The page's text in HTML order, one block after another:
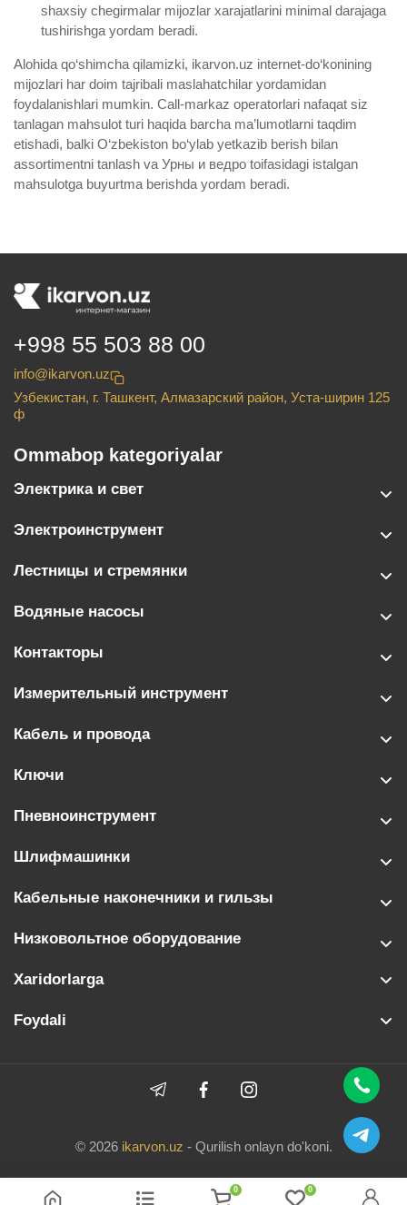
shaxsiy chegirmalar mijozlar xarajatlarini minimal darajaga
tushirishga yordam beradi.
Alohida qo‘shimcha qilamizki, ikarvon.uz internet-do‘konining
mijozlari har doim tajribali maslahatchilar yordamidan
foydalanishlari mumkin. Call-markaz operatorlari nafaqat siz
tanlagan mahsulot turi haqida barcha ma’lumotlarni taqdim
etishadi, balki O‘zbekiston bo‘ylab yetkazib berish bilan
assortimentni tanlash va Урны и ведро toifasidagi istalgan
mahsulotga buyurtma berishda yordam beradi.
+998 55 503 88 00
info@ikarvon.uz
Узбекистан, г. Ташкент, Алмазарский район, Уста-ширин 125
ф
Ommabop kategoriyalar
Электрика и свет
Электроинструмент
Лестницы и стремянки
Водяные насосы
Контакторы
Измерительный инструмент
Кабель и провода
Ключи
Пневноинструмент
Шлифмашинки
Кабельные наконечники и гильзы
Низковольтное оборудование
Xaridorlarga
Foydali
© 2026 ikarvon.uz - Qurilish onlayn do'koni.
0 0